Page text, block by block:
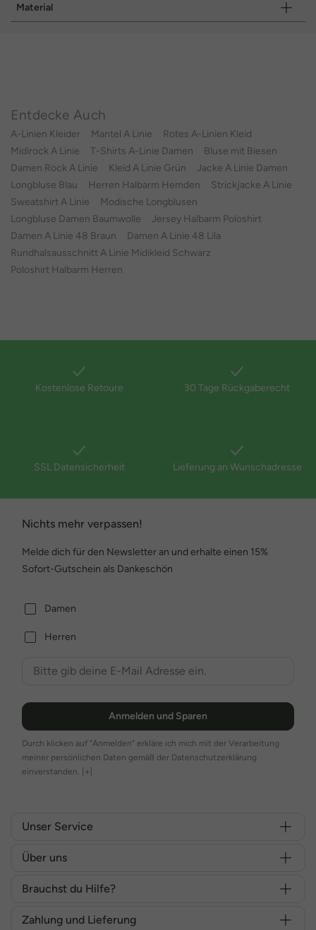
Material
Entdecke Auch
A-Linien Kleider Mantel A Linie
Rotes A-Linien Kleid
Midirock A Linie
T-Shirts A-Linie Damen
Bluse mit Biesen
Damen Rock A Linie
Kleid A Linie Grün
Jacke A Linie Damen
Longbluse Blau
Herren Halbarm Hemden
Strickjacke A Linie
Sweatshirt A Linie
Modische Longblusen
Longbluse Damen Baumwolle
Jersey Halbarm Poloshirt
Damen A Linie 48 Braun
Damen A Linie 48 Lila
Rundhalsausschnitt A Linie Midikleid Schwarz
Poloshirt Halbarm Herren
Kostenlose Retoure 30 Tage Rückgaberecht
SSL Datensicherheit Lieferung an Wunschadresse
Nichts mehr verpassen!
Melde dich für den Newsletter an und erhalte einen 15%
Sofort-Gutschein als Dankeschön
Damen
Herren
Anmelden und Sparen
Durch klicken auf "Anmelden" erkläre ich mich mit der Verarbeitung
meiner persönlichen Daten gemäß der Datenschutzerklärung
einverstanden. [+]
Unser Service
Über uns
Brauchst du Hilfe?
Zahlung und Lieferung